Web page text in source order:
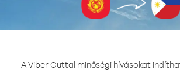
A Viber Outtal minőségi hívásokat